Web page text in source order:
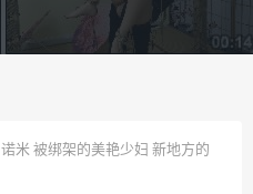
诺米 被绑架的美艳少妇 新地方的